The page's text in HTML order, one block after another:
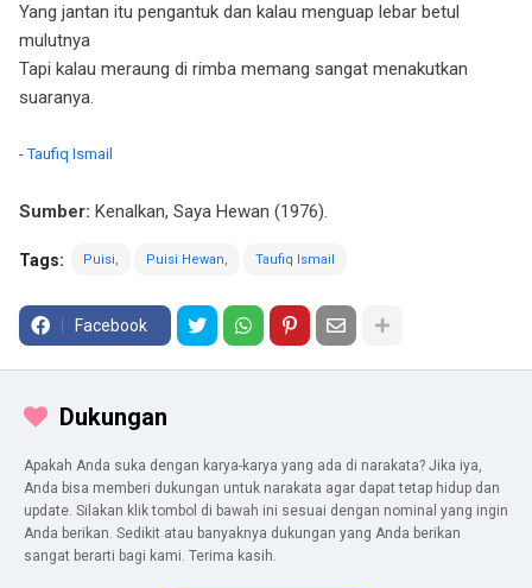
Yang jantan itu pengantuk dan kalau menguap lebar betul
mulutnya
Tapi kalau meraung di rimba memang sangat menakutkan
suaranya.
-Taufiq Ismail
Sumber: Kenalkan, Saya Hewan (1976).
Tags: Puisi Puisi Hewan Taufiq Ismail
Facebook
Dukungan
Apakah Anda suka dengan karya-karya yang ada di narakata? Jika iya,
Anda bisa memberi dukungan untuk narakata agar dapat tetap hidup dan
update. Silakan klik tombol di bawah ini sesuai dengan nominal yang ingin
Anda berikan. Sedikit atau banyaknya dukungan yang Anda berikan
sangat berarti bagi kami. Terima kasih.